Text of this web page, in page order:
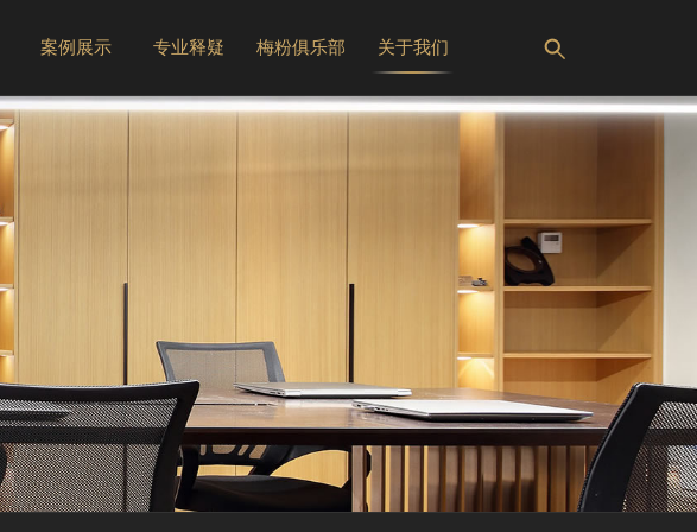
案例展示 专业释疑 梅粉俱乐部 关于我们